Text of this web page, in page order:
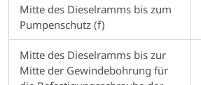
Mitte des Dieselramms bis zum
Pumpenschutz (f)
Mitte des Dieselramms bis zur
Mitte der Gewindebohrung für